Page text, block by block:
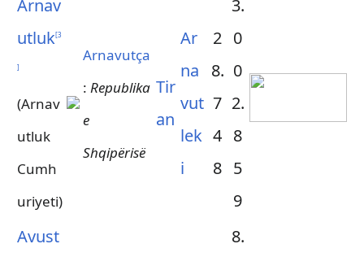
Arnav
utluk[3
]
(Arnav
utluk
Cumh
uriyeti)
Arnavutça
: Republika
e
Shqipërisë
Tir
an
Ar
na
vut
lek
i
2
8.
7
4
8
3.
0
0
2.
8
5
9
Avust
8.